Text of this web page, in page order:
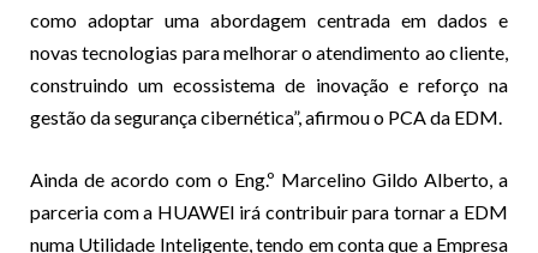
como adoptar uma abordagem centrada em dados e
novas tecnologias para melhorar o atendimento ao cliente,
construindo um ecossistema de inovação e reforço na
gestão da segurança cibernética”, afirmou o PCA da EDM.
Ainda de acordo com o Eng.º Marcelino Gildo Alberto, a
parceria com a HUAWEI irá contribuir para tornar a EDM
numa Utilidade Inteligente, tendo em conta que a Empresa